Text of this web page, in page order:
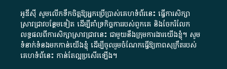
អូឌីស៊ី សូមលើកទឹកចិត្តឱ្យអ្នកប្រើប្រាស់គេហទំព័រនេះ ធ្វើការសិក្សា
ស្រាវជ្រាវបន្ថែមទៀត ដើម្បីគាំទ្រកិច្ចការ​របស់ពួកគេ និងចែករំលែក
លទ្ធផលពីការសិក្សាស្រាវជ្រាវនេះ ជាមួយនឹងក្រុមការងារយើងខ្ញុំ។ សូម
ទំនាក់ទំនងមកកាន់យើងខ្ញុំ ដើម្បីចូលរួមចំណែកធ្វើឱ្យភាពសុក្រឹតរបស់
គេហទំព័នេះ កាន់តែល្អប្រសើរឡើង។